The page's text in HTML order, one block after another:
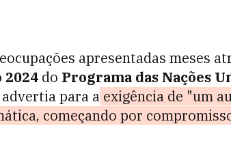
apresentadas meses
2024 do Programa das Nações
advertia para a exigência de "um
começando por